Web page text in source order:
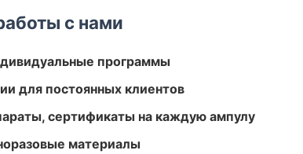
с нами
программы
для постоянных клиентов
сертификаты на каждую ампулу
материалы